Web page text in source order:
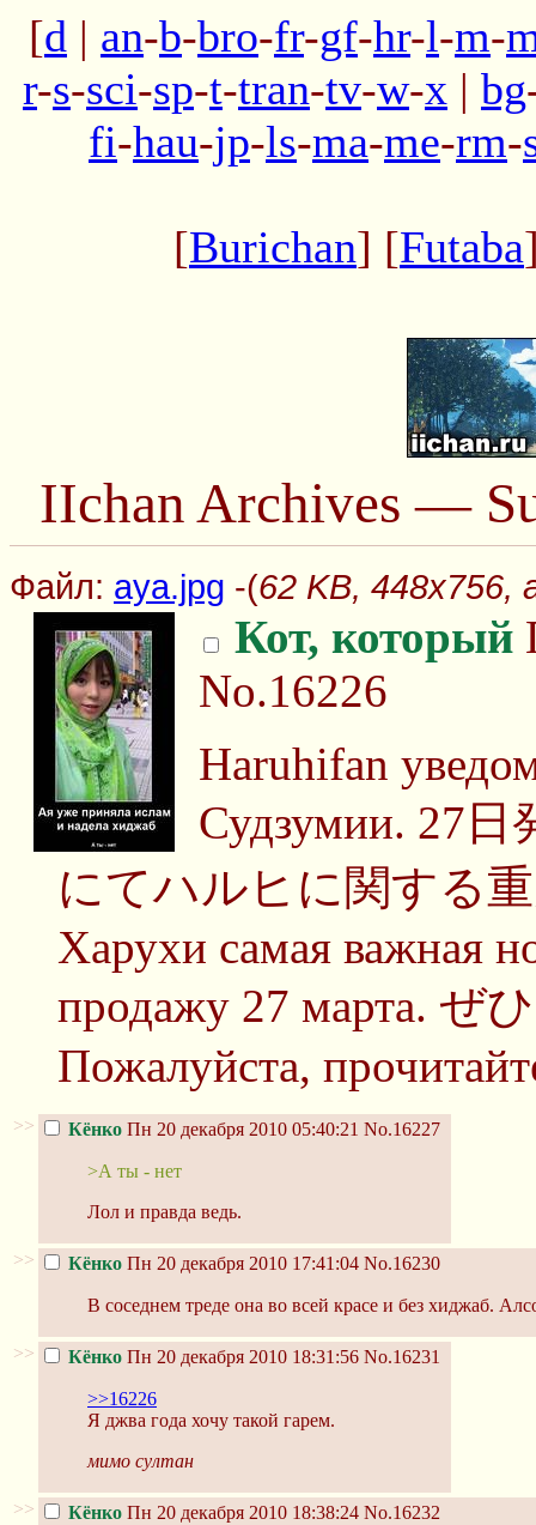
[d | an-b-bro-fr-gf-hr-l-m-
r-s-sci-sp-t-tran-tv-w-x | bg
fi-hau-jp-ls-ma-me-rm-
[Burichan] [Futaba
IIchan Archives —
Файл: aya.jpg -(62 KB, 448x756,
Кот, который
No.16226
Haruhifan
Судзумии. 27
にてハルヒに関する
Харухи самая важная
продажу 27 марта. ぜ
Пожалуйста,
>> Кёнко Пн 20 декабря 2010 05:40:21 No.16227
>А ты - нет
Лол и правда ведь.
>> Кёнко Пн 20 декабря 2010 17:41:04 No.16230
В соседнем треде она во всей красе и без хиджаб.
>> Кёнко Пн 20 декабря 2010 18:31:56 No.16231
>>16226
Я джва года хочу такой гарем.
мимо султан
>> Кёнко Пн 20 декабря 2010 18:38:24 No.16232